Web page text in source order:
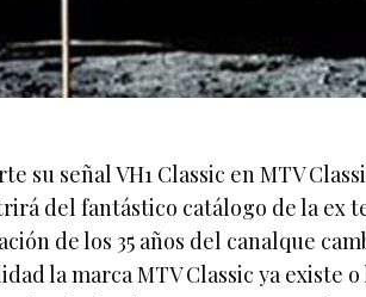
su señal VH1 Classic en MTV
del fantástico catálogo de la ex
de los 35 años del canalque
la marca MTV Classic ya existe